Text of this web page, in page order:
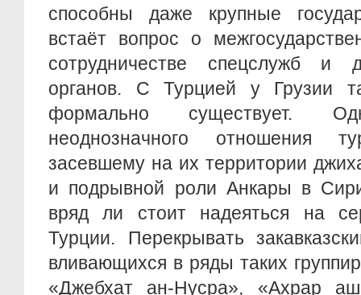
способны даже крупные
встаёт вопрос о
сотрудничестве спецслужб и
органов. С Турцией у Грузии
формально существует.
неоднозначного отношения
засевшему на их территории
и подрывной роли Анкары в
вряд ли стоит надеяться на
Турции. Перекрывать
вливающихся в ряды таких
«Джебхат ан-Нусра», «Ахрар